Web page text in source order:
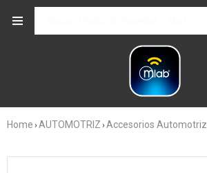
Home ›AUTOMOTRIZ ›Accesorios Automotriz